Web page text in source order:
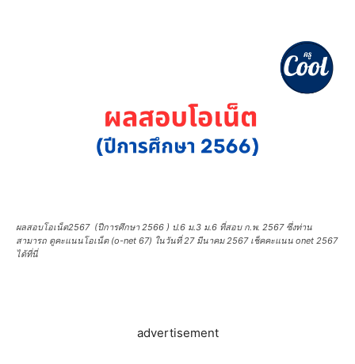
ผลสอบโอเน็ต2567 (ปีการศึกษา 2566 ) ป.6 ม.3 ม.6 ที่สอบ ก.พ. 2567 ซึ่งท่าน
สามารถ ดูคะแนนโอเน็ต (o-net 67) ในวันที่ 27 มีนาคม 2567 เช็คคะแนน onet 2567
ได้ที่นี่
advertisement